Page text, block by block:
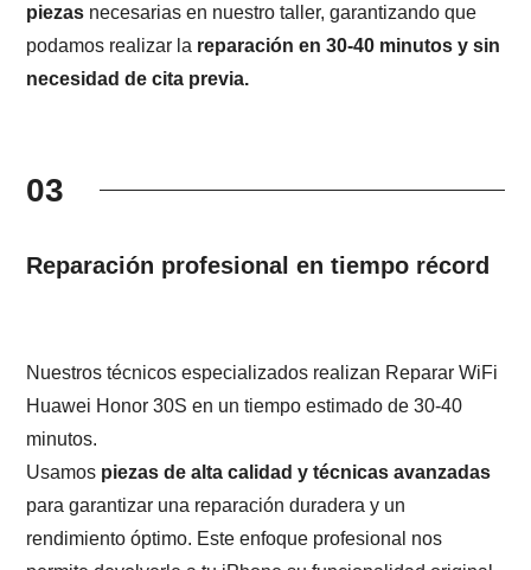
piezas necesarias en nuestro taller, garantizando que
podamos realizar la reparación en 30-40 minutos y sin
necesidad de cita previa.
03
Reparación profesional en tiempo récord
Nuestros técnicos especializados realizan Reparar WiFi
Huawei Honor 30S en un tiempo estimado de 30-40
minutos.
Usamos piezas de alta calidad y técnicas avanzadas
para garantizar una reparación duradera y un
rendimiento óptimo. Este enfoque profesional nos